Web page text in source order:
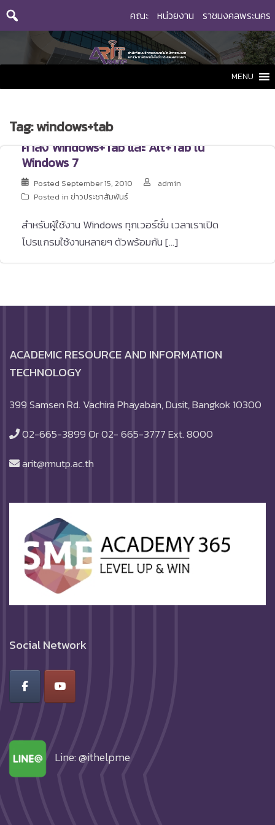
Skip
คณะ หน่วยงาน ราชมงคลพระนคร
MENU
Tag:windows+tab
คำสั่ง Windows+Tab และ Alt+Tab ใน
Windows 7
Posted September 15, 2010
admin
Posted in ข่าวประชาสัมพันธ์
สำหรับผู้ใช้งาน Windows ทุกเวอร์ชั่น เวลาเราเปิด
โปรแกรมใช้งานหลายๆ ตัวพร้อมกัน […]
ACADEMIC RESOURCE AND INFORMATION
TECHNOLOGY
399 Samsen Rd. Vachira Phayaban, Dusit, Bangkok 10300
02-665-3899 Or 02- 665-3777 Ext. 8000
arit@rmutp.ac.th
Social Network
Line: @ithelpme